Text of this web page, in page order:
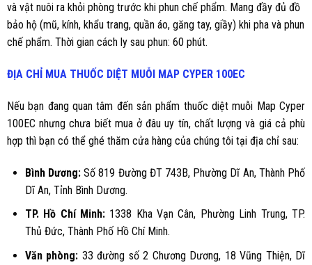
và vật nuôi ra khỏi phòng trước khi phun chế phẩm. Mang đầy đủ đồ
bảo hộ (mũ, kính, khẩu trang, quần áo, găng tay, giầy) khi pha và phun
chế phẩm. Thời gian cách ly sau phun: 60 phút.
ĐỊA CHỈ MUA THUỐC DIỆT MUỖI MAP CYPER 100EC
Nếu bạn đang quan tâm đến sản phẩm thuốc diệt muỗi Map Cyper
100EC nhưng chưa biết mua ở đâu uy tín, chất lượng và giá cả phù
hợp thì bạn có thể ghé thăm cửa hàng của chúng tôi tại địa chỉ sau:
Bình Dương: Số 819 Đường ĐT 743B, Phường Dĩ An, Thành Phố
Dĩ An, Tỉnh Bình Dương.
TP. Hồ Chí Minh:1338 Kha Vạn Cân, Phường Linh Trung, TP.
Thủ Đức, Thành Phố Hồ Chí Minh.
Văn phòng: 33 đường số 2 Chương Dương, 18 Vũng Thiện, Dĩ